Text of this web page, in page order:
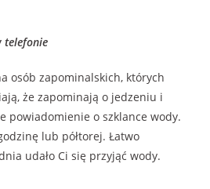
telefonie
osób zapominalskich, których
że zapominają o jedzeniu i
powiadomienie o szklance wody.
lub półtorej. Łatwo
udało Ci się przyjąć wody.